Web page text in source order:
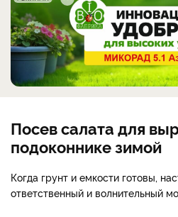
Посев салата для
подоконнике зимой
Когда грунт и емкости готовы,
ответственный и волнительный